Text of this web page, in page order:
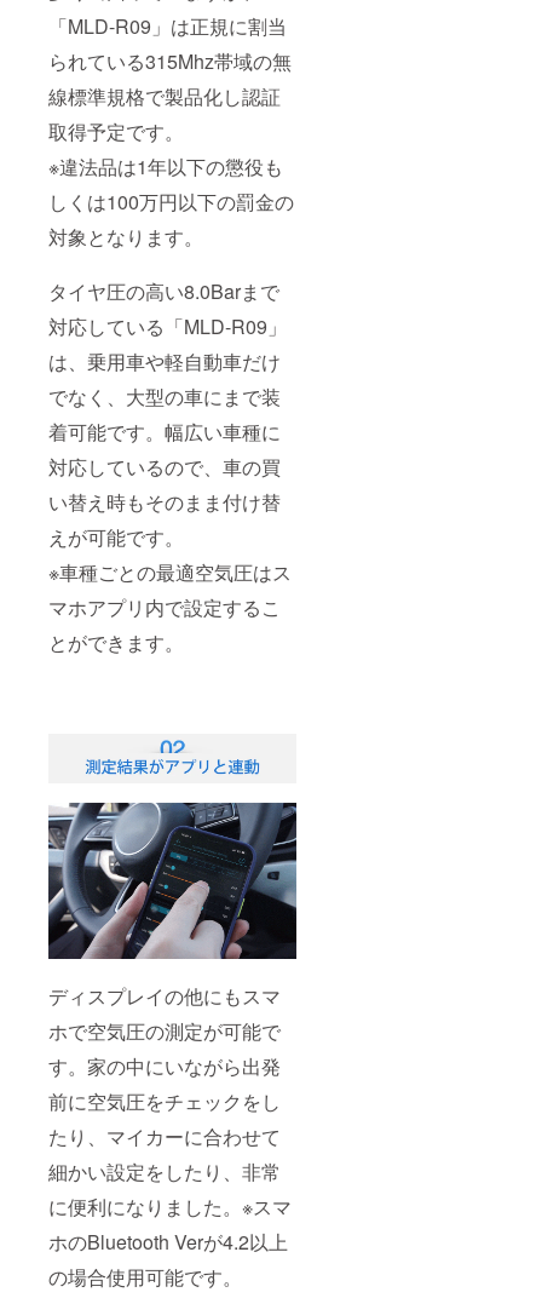
「MLD-R09」は正規に割当
られている315Mhz帯域の無
線標準規格で製品化し認証
取得予定です。
※違法品は1年以下の懲役も
しくは100万円以下の罰金の
対象となります。
タイヤ圧の高い8.0Barまで
対応している「MLD-R09」
は、乗用車や軽自動車だけ
でなく、大型の車にまで装
着可能です。幅広い車種に
対応しているので、車の買
い替え時もそのまま付け替
えが可能です。
※車種ごとの最適空気圧はス
マホアプリ内で設定するこ
とができます。
ディスプレイの他にもスマ
ホで空気圧の測定が可能で
す。家の中にいながら出発
前に空気圧をチェックをし
たり、マイカーに合わせて
細かい設定をしたり、非常
に便利になりました。※スマ
ホのBluetooth Verが4.2以上
の場合使用可能です。